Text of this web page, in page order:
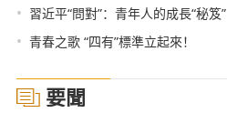
• 習近平“問對”：青年人的成長“秘笈”
• 青春之歌 “四有”標準立起來！
要聞